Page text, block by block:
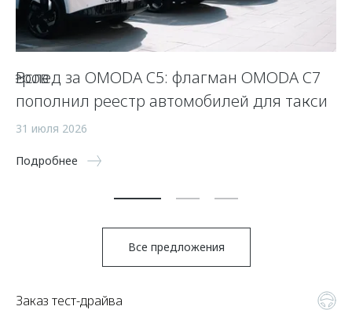
Вслед за OMODA C5: флагман OMODA C7
пополнил реестр автомобилей для такси
31 июля 2026
Подробнее
Все предложения
Заказ тест-драйва